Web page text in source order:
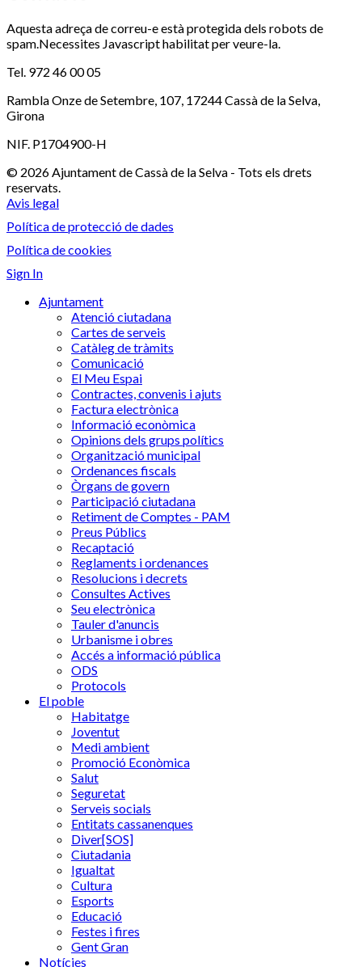
Aquesta adreça de correu-e està protegida dels robots de
spam.Necessites Javascript habilitat per veure-la.
Tel. 972 46 00 05
Rambla Onze de Setembre, 107, 17244 Cassà de la Selva,
Girona
NIF. P1704900-H
© 2026 Ajuntament de Cassà de la Selva - Tots els drets
reservats.
Avis legal
Política de protecció de dades
Política de cookies
Sign In
Ajuntament
Atenció ciutadana
Cartes de serveis
Catàleg de tràmits
Comunicació
El Meu Espai
Contractes, convenis i ajuts
Factura electrònica
Informació econòmica
Opinions dels grups polítics
Organització municipal
Ordenances fiscals
Òrgans de govern
Participació ciutadana
Retiment de Comptes - PAM
Preus Públics
Recaptació
Reglaments i ordenances
Resolucions i decrets
Consultes Actives
Seu electrònica
Tauler d'anuncis
Urbanisme i obres
Accés a informació pública
ODS
Protocols
El poble
Habitatge
Joventut
Medi ambient
Promoció Econòmica
Salut
Seguretat
Serveis socials
Entitats cassanenques
Diver[SOS]
Ciutadania
Igualtat
Cultura
Esports
Educació
Festes i fires
Gent Gran
Notícies